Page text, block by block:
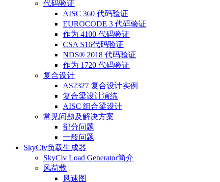
代码验证
AISC 360 代码验证
EUROCODE 3 代码验证
作为 4100 代码验证
CSA S16代码验证
NDS® 2018 代码验证
作为 1720 代码验证
复合设计
AS2327 复合设计实例
复合梁设计演练
AISC 组合梁设计
常见问题及解决方案
部分问题
一般问题
SkyCiv负载生成器
SkyCiv Load Generator简介
风荷载
风速图